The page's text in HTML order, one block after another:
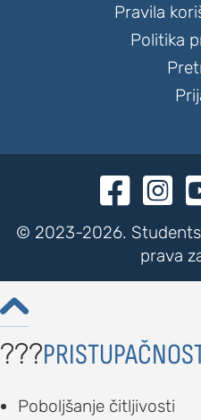
Pravila
Politika
 
© 2023-2026.
prava

???
Poboljšanje čitljivosti